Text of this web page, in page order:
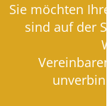
Sie möchten
sind auf der